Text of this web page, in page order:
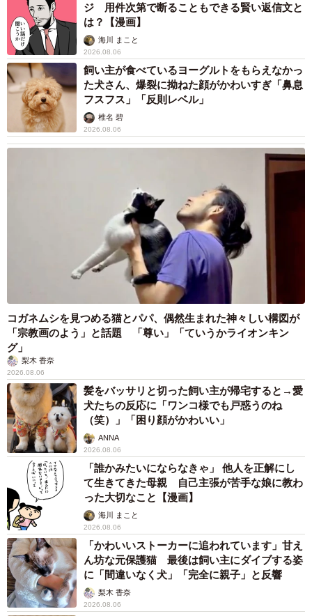
ジ 用件次第で断ることもできる賢い返信文と
は？【漫画】
海川 まこと
2026.08.06
飼い主が食べているヨーグルトをもらえなかっ
た犬さん、爆裂に拗ねた顔がかわいすぎ「鼻息
フスフス」「反則レベル」
椎名 碧
2026.08.06
コガネムシを見つめる猫とパパ、偶然生まれた神々しい構図が
「宗教画のよう」と話題 「尊い」「ていうかライオンキン
グ」
梨木 香奈
2026.08.06
髪をバッサリと切った飼い主が帰宅すると→愛
犬たちの反応に「ワンコ様でも戸惑うのね
（笑）」「困り顔がかわいい」
ANNA
2026.08.06
「誰かみたいにならなきゃ」 他人を正解にし
て生きてきた母親 自己主張が苦手な娘に教わ
った大切なこと【漫画】
海川 まこと
2026.08.06
「かわいいストーカーに追われています」甘え
ん坊な元保護猫 最後は飼い主にダイブする姿
に「間違いなく犬」「完全に親子」と反響
梨木 香奈
2026.08.06